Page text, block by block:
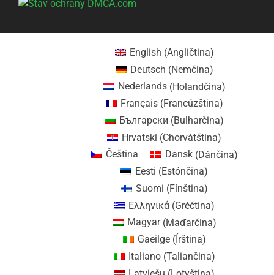
English (Angličtina)
Deutsch (Nemčina)
Nederlands(Holandčina)
Français(Francúzština)
Български (Bulharčina)
Hrvatski (Chorvátština)
Čeština
Dansk (Dánčina)
Eesti (Estónčina)
Suomi (Fínština)
Ελληνικά (Gréčtina)
Magyar(Maďarčina)
Gaeilge(Írština)
Italiano(Taliančina)